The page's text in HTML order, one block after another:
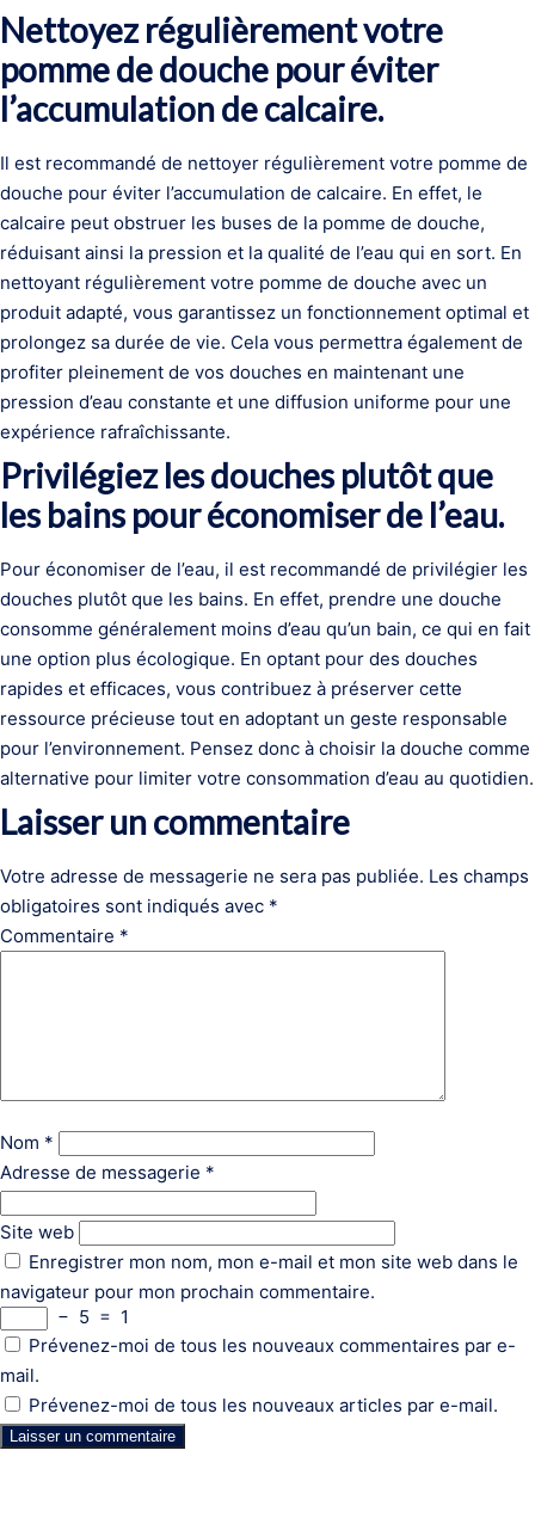
Nettoyez régulièrement votre
pomme de douche pour éviter
l’accumulation de calcaire.
Il est recommandé de nettoyer régulièrement votre pomme de
douche pour éviter l’accumulation de calcaire. En effet, le
calcaire peut obstruer les buses de la pomme de douche,
réduisant ainsi la pression et la qualité de l’eau qui en sort. En
nettoyant régulièrement votre pomme de douche avec un
produit adapté, vous garantissez un fonctionnement optimal et
prolongez sa durée de vie. Cela vous permettra également de
profiter pleinement de vos douches en maintenant une
pression d’eau constante et une diffusion uniforme pour une
expérience rafraîchissante.
Privilégiez les douches plutôt que
les bains pour économiser de l’eau.
Pour économiser de l’eau, il est recommandé de privilégier les
douches plutôt que les bains. En effet, prendre une douche
consomme généralement moins d’eau qu’un bain, ce qui en fait
une option plus écologique. En optant pour des douches
rapides et efficaces, vous contribuez à préserver cette
ressource précieuse tout en adoptant un geste responsable
pour l’environnement. Pensez donc à choisir la douche comme
alternative pour limiter votre consommation d’eau au quotidien.
Laisser un commentaire
Votre adresse de messagerie ne sera pas publiée. Les champs
obligatoires sont indiqués avec *
Commentaire *
Nom *
Adresse de messagerie *
Site web
Enregistrer mon nom, mon e-mail et mon site web dans le
navigateur pour mon prochain commentaire.
− 5 = 1
Prévenez-moi de tous les nouveaux commentaires par e-
mail.
Prévenez-moi de tous les nouveaux articles par e-mail.